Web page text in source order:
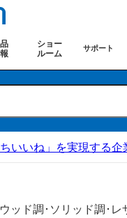
ショー
ルーム
サポート
ちいいね」を実現する
ッド調･ソリッド調･